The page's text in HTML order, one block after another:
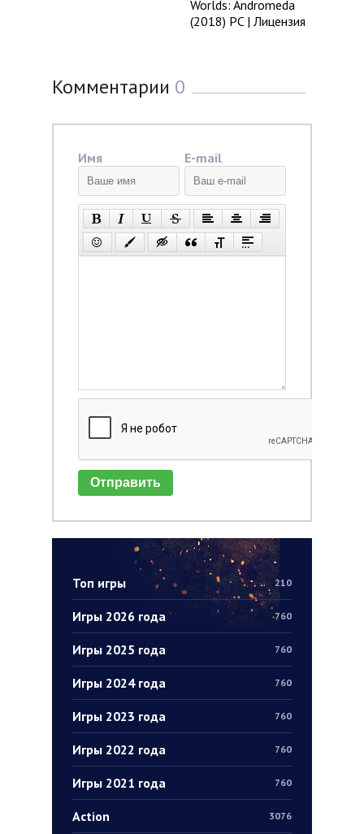
Топ игры 210
Игры 2026 года 760
Игры 2025 года 760
Игры 2024 года 760
Игры 2023 года 760
Игры 2022 года 760
Игры 2021 года 760
Action 3076
Worlds: Andromeda
(2018) PC | Лицензия
Комментарии 0
Имя E-mail
Отправить